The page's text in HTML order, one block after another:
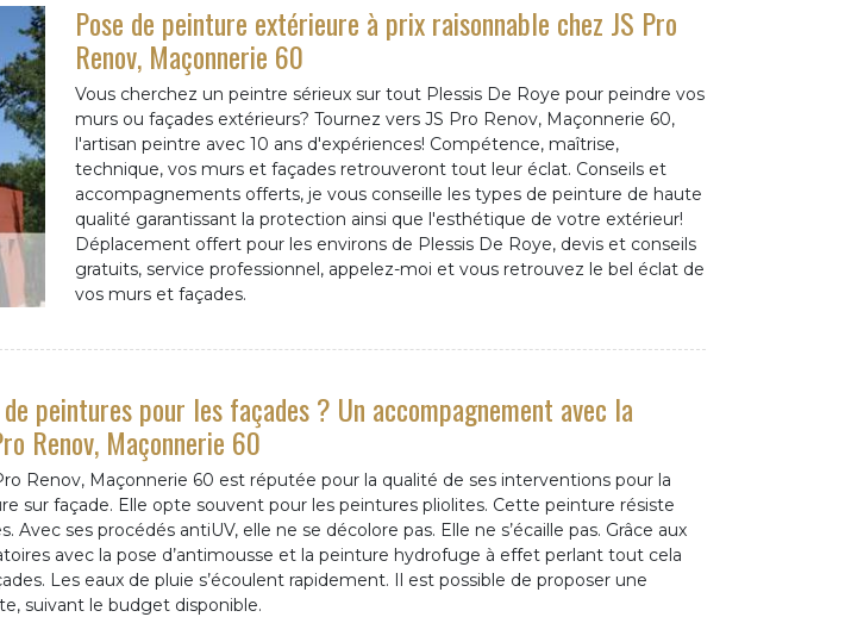
Pose de peinture extérieure à prix raisonnable chez JS Pro
Renov, Maçonnerie 60
Vous cherchez un peintre sérieux sur tout Plessis De Roye pour peindre vos
murs ou façades extérieurs? Tournez vers JS Pro Renov, Maçonnerie 60,
l'artisan peintre avec 10 ans d'expériences! Compétence, maîtrise,
technique, vos murs et façades retrouveront tout leur éclat. Conseils et
accompagnements offerts, je vous conseille les types de peinture de haute
qualité garantissant la protection ainsi que l'esthétique de votre extérieur!
Déplacement offert pour les environs de Plessis De Roye, devis et conseils
gratuits, service professionnel, appelez-moi et vous retrouvez le bel éclat de
vos murs et façades.
peintures pour les façades ? Un accompagnement avec la
Renov, Maçonnerie 60
Renov, Maçonnerie 60 est réputée pour la qualité de ses interventions pour la
sur façade. Elle opte souvent pour les peintures pliolites. Cette peinture résiste
Avec ses procédés antiUV, elle ne se décolore pas. Elle ne s’écaille pas. Grâce aux
avec la pose d’antimousse et la peinture hydrofuge à effet perlant tout cela
Les eaux de pluie s’écoulent rapidement. Il est possible de proposer une
suivant le budget disponible.